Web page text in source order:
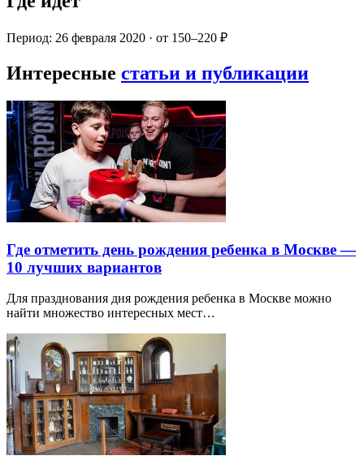
Период: 26 февраля 2020 · от 150–220 ₽
Интересные статьи и публикации
Где отметить день рождения ребенка в Москве —
10 лучших вариантов
Для празднования дня рождения ребенка в Москве можно
найти множество интересных мест…